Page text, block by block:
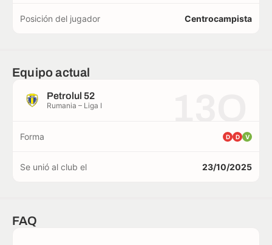
Posición del jugador Centrocampista
Equipo actual
Petrolul 52
Rumania – Liga I
Forma D D V
Se unió al club el 23/10/2025
FAQ